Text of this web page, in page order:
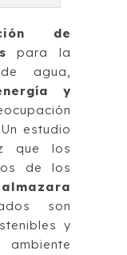
de
para la
agua,
y
estudio
que los
de los
​​son
y